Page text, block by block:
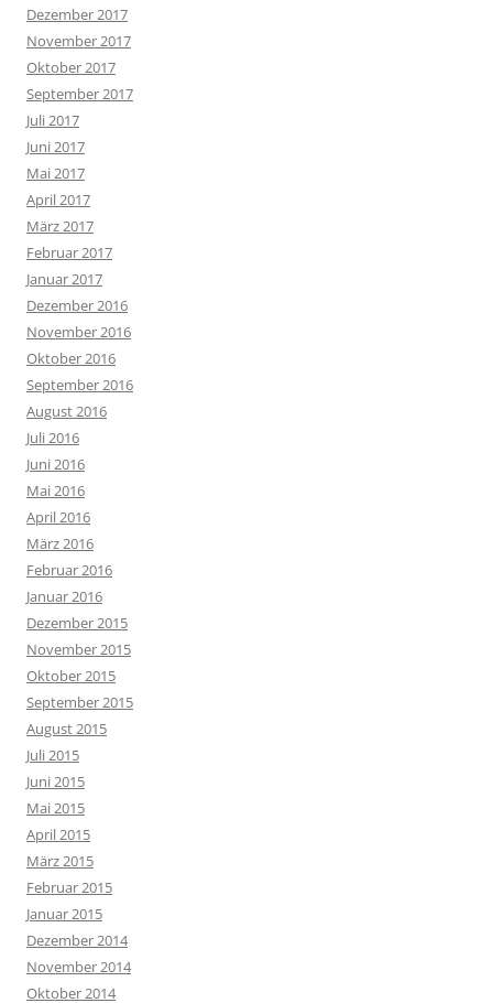
Dezember 2017
November 2017
Oktober 2017
September 2017
Juli 2017
Juni 2017
Mai 2017
April 2017
März 2017
Februar 2017
Januar 2017
Dezember 2016
November 2016
Oktober 2016
September 2016
August 2016
Juli 2016
Juni 2016
Mai 2016
April 2016
März 2016
Februar 2016
Januar 2016
Dezember 2015
November 2015
Oktober 2015
September 2015
August 2015
Juli 2015
Juni 2015
Mai 2015
April 2015
März 2015
Februar 2015
Januar 2015
Dezember 2014
November 2014
Oktober 2014